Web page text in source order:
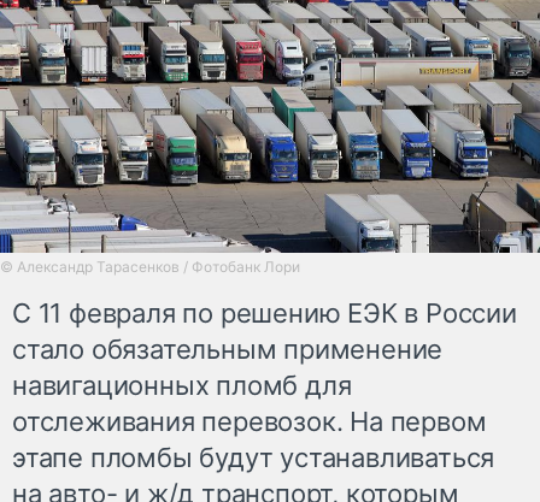
© Александр Тарасенков / Фотобанк Лори
С 11 февраля по решению ЕЭК в России
стало обязательным применение
навигационных пломб для
отслеживания перевозок. На первом
этапе пломбы будут устанавливаться
на авто- и ж/д транспорт, которым